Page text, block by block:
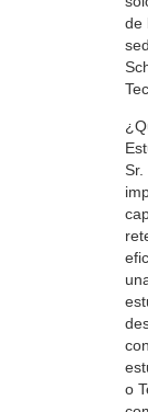
de
Sr.
o